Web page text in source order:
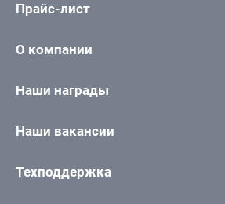
Прайс-лист
О компании
Наши награды
Наши вакансии
Техподдержка